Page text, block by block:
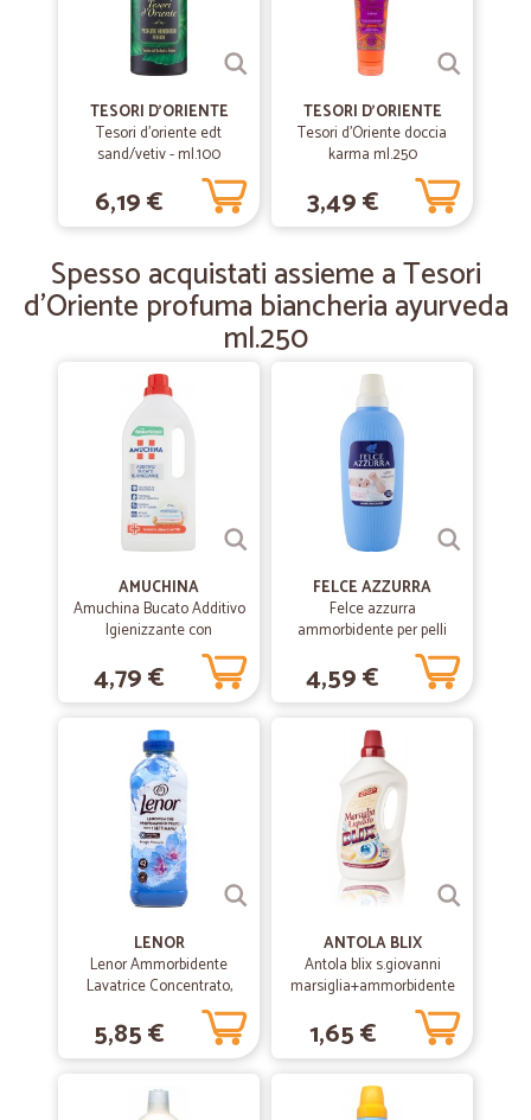
18/06/2019
—Anna R.
vasta scelta di prodotti a ottimi prezzi
vasta scelta di prodotti a ottimi prezzi
28/03/2019
Leone F.
Ottimi prodotti. Spedizione veloce
TESORI D'ORIENTE
Tesori d'oriente edt
sand/vetiv - ml.100
6,19 €
TESORI D'ORIENTE
Tesori d'Oriente doccia
karma ml.250
3,49 €
Spesso acquistati assieme a Tesori
d'Oriente profuma biancheria ayurveda
ml.250
AMUCHINA
Amuchina Bucato Additivo
Igienizzante con
Ammorbidente 1000 ml.
4,79 €
FELCE AZZURRA
Felce azzurra
ammorbidente per pelli
4,59 €
LENOR
Lenor Ammorbidente
Lavatrice Concentrato,
Risveglio Primaverile, 42
Lavaggi 882 ml
5,85 €
ANTOLA BLIX
Antola blix s.giovanni
marsiglia+ammorbidente
1,65 €